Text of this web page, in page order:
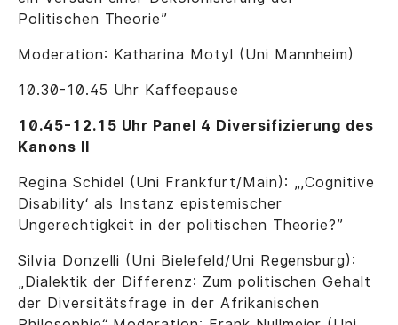
Politischen Theorie”
Moderation: Katharina Motyl (Uni Mannheim)
10.30-10.45 Uhr Kaffeepause
10.45-12.15 Uhr Panel 4 Diversifizierung des
Kanons II
Regina Schidel (Uni Frankfurt/Main): „‚Cognitive
Disability‘ als Instanz epistemischer
Ungerechtigkeit in der politischen Theorie?”
Silvia Donzelli (Uni Bielefeld/Uni Regensburg):
„Dialektik der Differenz: Zum politischen Gehalt
der Diversitätsfrage in der Afrikanischen